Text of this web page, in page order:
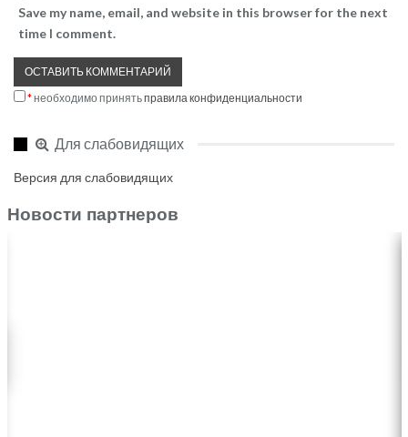
Save my name, email, and website in this browser for the next
time I comment.
*необходимо принятьправила конфиденциальности
Для слабовидящих
Версия для слабовидящих
Новости партнеров